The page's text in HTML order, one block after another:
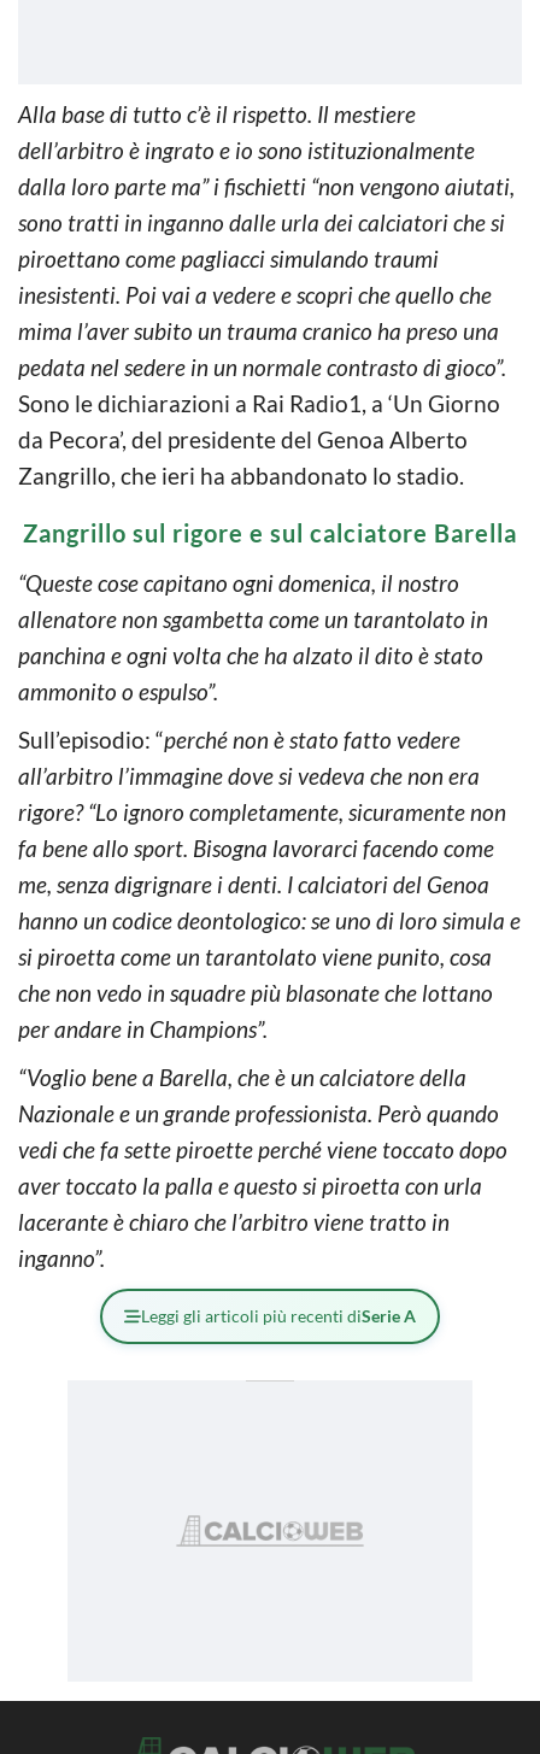
Alla base di tutto c’è il rispetto. Il mestiere
dell’arbitro è ingrato e io sono istituzionalmente
dalla loro parte ma” i fischietti “non vengono aiutati,
sono tratti in inganno dalle urla dei calciatori che si
piroettano come pagliacci simulando traumi
inesistenti. Poi vai a vedere e scopri che quello che
mima l’aver subito un trauma cranico ha preso una
pedata nel sedere in un normale contrasto di gioco”.
Sono le dichiarazioni a Rai Radio1, a ‘Un Giorno
da Pecora’, del presidente del Genoa Alberto
Zangrillo, che ieri ha abbandonato lo stadio.
Zangrillo sul rigore e sul calciatore Barella
“Queste cose capitano ogni domenica, il nostro
allenatore non sgambetta come un tarantolato in
panchina e ogni volta che ha alzato il dito è stato
ammonito o espulso”.
Sull’episodio: “perché non è stato fatto vedere
all’arbitro l’immagine dove si vedeva che non era
rigore? “Lo ignoro completamente, sicuramente non
fa bene allo sport. Bisogna lavorarci facendo come
me, senza digrignare i denti. I calciatori del Genoa
hanno un codice deontologico: se uno di loro simula e
si piroetta come un tarantolato viene punito, cosa
che non vedo in squadre più blasonate che lottano
per andare in Champions”.
“Voglio bene a Barella, che è un calciatore della
Nazionale e un grande professionista. Però quando
vedi che fa sette piroette perché viene toccato dopo
aver toccato la palla e questo si piroetta con urla
lacerante è chiaro che l’arbitro viene tratto in
inganno”.
Leggi gli articoli più recenti diSerie A